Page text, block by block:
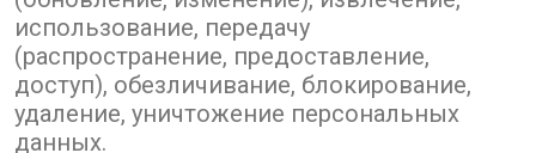
использование, передачу
(распространение, предоставление,
доступ), обезличивание, блокирование,
удаление, уничтожение персональных
данных.